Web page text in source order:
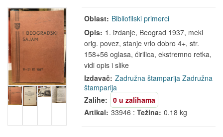
Oblast: Bibliofilski primerci
Opis: 1. izdanje, Beograd 1937, meki
orig. povez, stanje vrlo dobro 4+, str.
158+56 oglasa, ćirilica, ekstremno retka,
vidi opis i slike
Izdavač: Zadružna štamparija Zadružna
štamparija
Zalihe:
0 u zalihama
Artikal: 33946 :Težina: 0.18 kg